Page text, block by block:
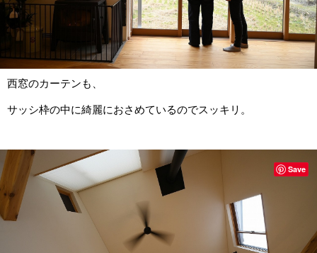
西窓のカーテンも、
サッシ枠の中に綺麗におさめているのでスッキリ。
Save